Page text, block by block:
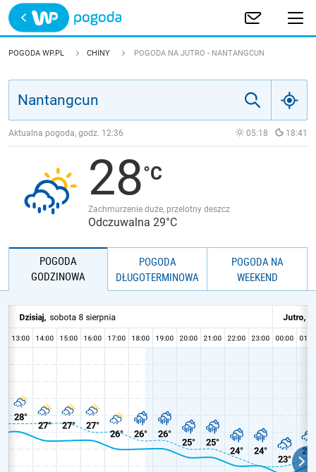
Trwa ładowanie
POLSKA
JAKOŚĆ POWIETRZA
POGODA WP.PL CHINY POGODA NA JUTRO - NANTANGCUN
Aktualna pogoda, godz. 12:36 05:18 18:41
28
Zachmurzenie duże, przelotny deszcz
Odczuwalna 29°C
POGODA
GODZINOWA
POGODA
DŁUGOTERMINOWA
POGODA NA
WEEKEND